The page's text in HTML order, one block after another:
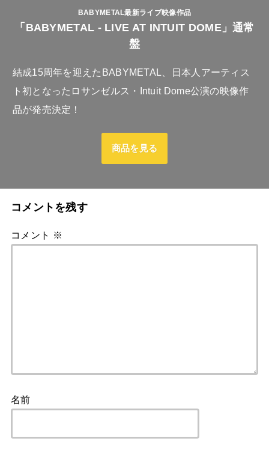
BABYMETAL最新ライブ映像作品
「BABYMETAL - LIVE AT INTUIT DOME」通常
盤
結成15周年を迎えたBABYMETAL、日本人アーティス
ト初となったロサンゼルス・Intuit Dome公演の映像作
品が発売決定！
商品を見る
コメントを残す
コメント ※
名前